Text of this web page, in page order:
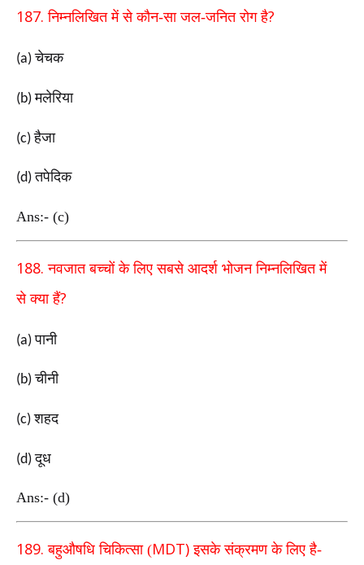
187.निम्नलिखित में से कौन-सा जल-जनित रोग है?
(a)चेचक
(b)मलेरिया
(c)हैजा
(d)तपेदिक
Ans:- (c)
188.नवजात बच्चों के लिए सबसे आदर्श भोजन निम्नलिखित में
से क्या हैं?
(a)पानी
(b)चीनी
(c)शहद
(d)दूध
Ans:- (d)
189.बहुऔषधि चिकित्सा (MDT)इसके संक्रमण के लिए है-